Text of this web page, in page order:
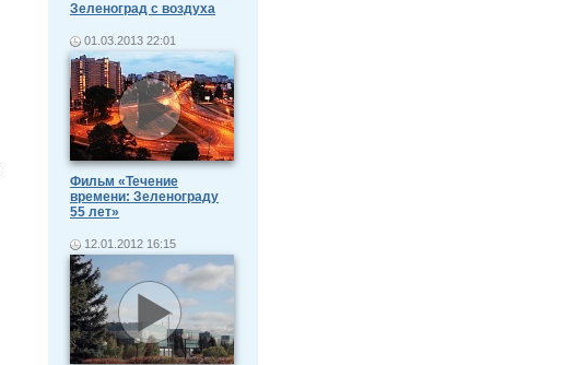
Зеленоград с воздуха
01.03.2013 22:01
Фильм «Течение
времени: Зеленограду
55 лет»
12.01.2012 16:15